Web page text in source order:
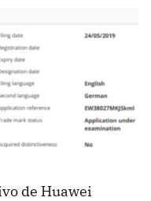
de Huawei